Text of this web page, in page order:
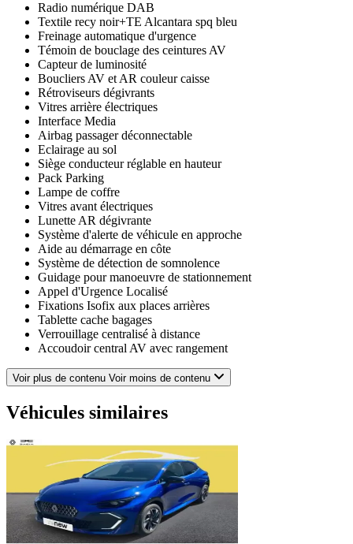
Radio numérique DAB
Textile recy noir+TE Alcantara spq bleu
Freinage automatique d'urgence
Témoin de bouclage des ceintures AV
Capteur de luminosité
Boucliers AV et AR couleur caisse
Rétroviseurs dégivrants
Vitres arrière électriques
Interface Media
Airbag passager déconnectable
Eclairage au sol
Siège conducteur réglable en hauteur
Pack Parking
Lampe de coffre
Vitres avant électriques
Lunette AR dégivrante
Système d'alerte de véhicule en approche
Aide au démarrage en côte
Système de détection de somnolence
Guidage pour manoeuvre de stationnement
Appel d'Urgence Localisé
Fixations Isofix aux places arrières
Tablette cache bagages
Verrouillage centralisé à distance
Accoudoir central AV avec rangement
ESP
6 Haut parleurs
Prise 12V
Répétiteurs de clignotant dans rétro ext
Phares avant LED
Rétroviseurs rabattables automatique
Ecran multifonction couleur
Régulateur de vitesse
Banquette 60/40
Reconnaissance panneaux de signalisation
Prise USB
Voir plus de contenu Voir moins de contenu
Véhicules similaires